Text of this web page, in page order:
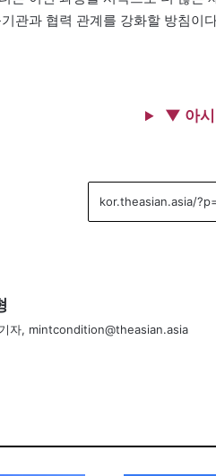
관과 협력 관계를 강화할 방침이
▼ 아
자, mintcondition@theasian.asia